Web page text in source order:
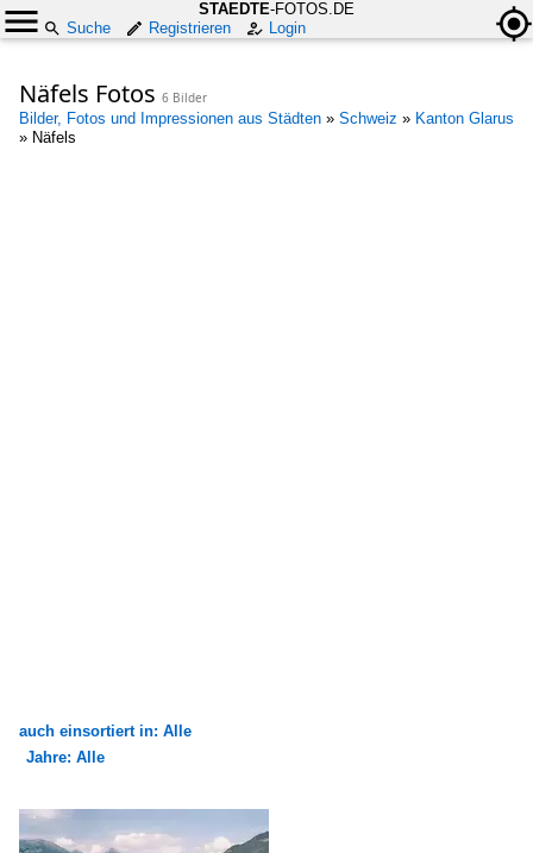
STAEDTE-FOTOS.DE
Suche
Registrieren Login
Näfels Fotos 6 Bilder
Bilder, Fotos und Impressionen aus Städten » Schweiz » Kanton Glarus
» Näfels
auch einsortiert in: Alle
Bauwerke
Jahre: Alle
Alle Jahre